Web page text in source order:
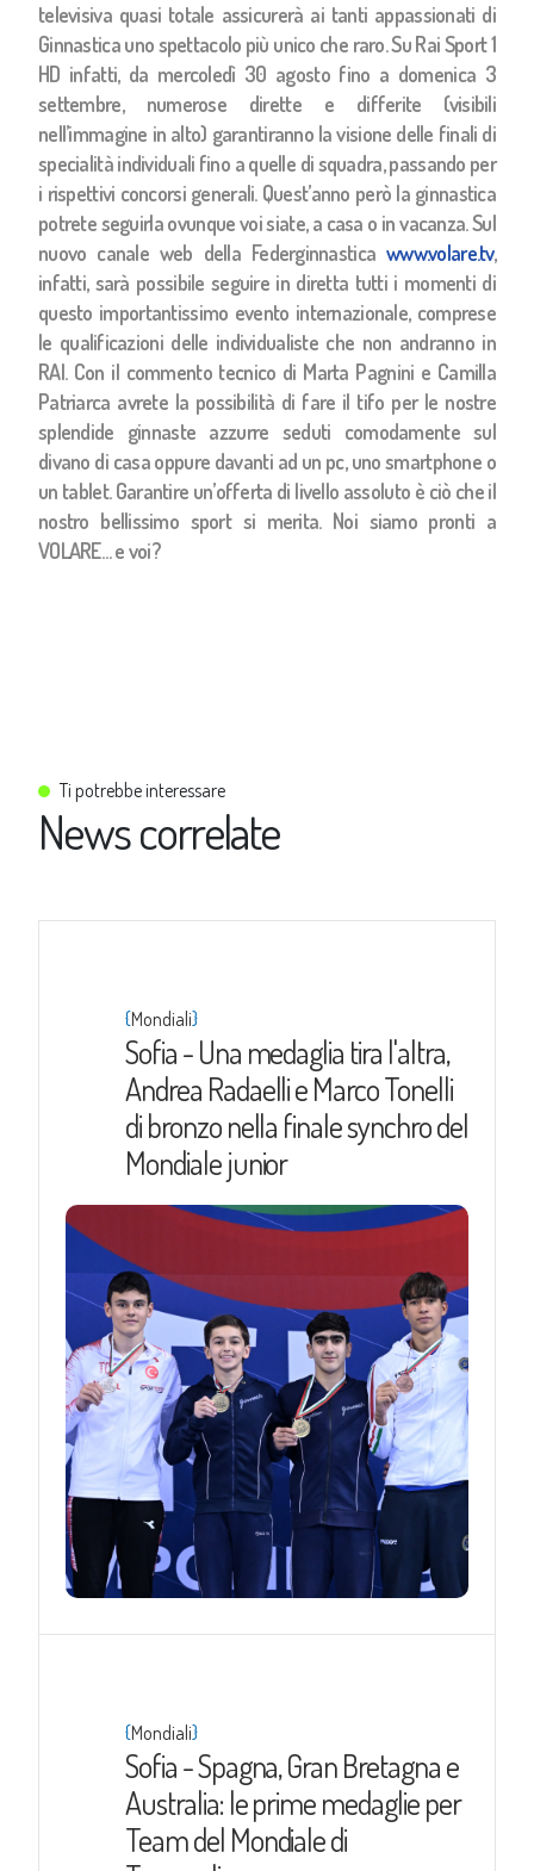
televisiva quasi totale assicurerà ai tanti appassionati di
Ginnastica uno spettacolo più unico che raro. Su Rai Sport 1
HD infatti, da mercoledì 30 agosto fino a domenica 3
settembre, numerose dirette e differite (visibili
nell’immagine in alto) garantiranno la visione delle finali di
specialità individuali fino a quelle di squadra, passando per
i rispettivi concorsi generali. Quest’anno però la ginnastica
potrete seguirla ovunque voi siate, a casa o in vacanza. Sul
nuovo canale web della Federginnasticawww.volare.tv,
infatti, sarà possibile seguire in diretta tutti i momenti di
questo importantissimo evento internazionale, comprese
le qualificazioni delle individualiste che non andranno in
RAI. Con il commento tecnico di Marta Pagnini e Camilla
Patriarca avrete la possibilità di fare il tifo per le nostre
splendide ginnaste azzurre seduti comodamente sul
divano di casa oppure davanti ad un pc, uno smartphone o
un tablet. Garantire un’offerta di livello assoluto è ciò che il
nostro bellissimo sport si merita. Noi siamo pronti a
VOLARE… e voi?
Ti potrebbe interessare
News correlate
{Mondiali}
Sofia - Una medaglia tira l'altra,
Andrea Radaelli e Marco Tonelli
di bronzo nella finale synchro del
Mondiale junior
{Mondiali}
Sofia - Spagna, Gran Bretagna e
Australia: le prime medaglie per
Team del Mondiale di